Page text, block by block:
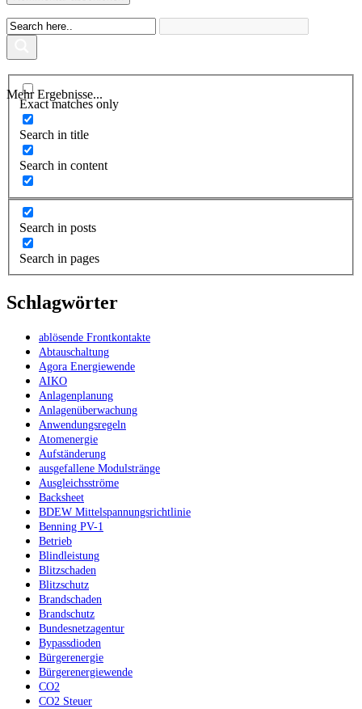
Mehr Ergebnisse...
Exact matches only
Search in title
Search in content
Search in posts
Search in pages
Schlagwörter
ablösende Frontkontakte
Abtauschaltung
Agora Energiewende
AIKO
Anlagenplanung
Anlagenüberwachung
Anwendungsregeln
Atomenergie
Aufständerung
ausgefallene Modulstränge
Ausgleichsströme
Backsheet
BDEW Mittelspannungsrichtlinie
Benning PV-1
Betrieb
Blindleistung
Blitzschaden
Blitzschutz
Brandschaden
Brandschutz
Bundesnetzagentur
Bypassdioden
Bürgerenergie
Bürgerenergiewende
CO2
CO2 Steuer